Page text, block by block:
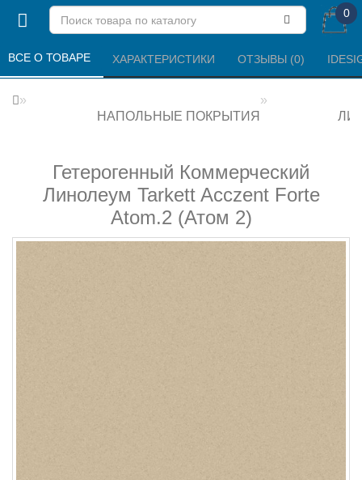
0
НАПОЛЬНЫЕ ПОКРЫТИЯ
Гетерогенный Коммерческий
Линолеум Tarkett Acczent Forte
Atom.2 (Атом 2)
ВСЕ О ТОВАРЕ ХАРАКТЕРИСТИКИ ОТЗЫВЫ (0)